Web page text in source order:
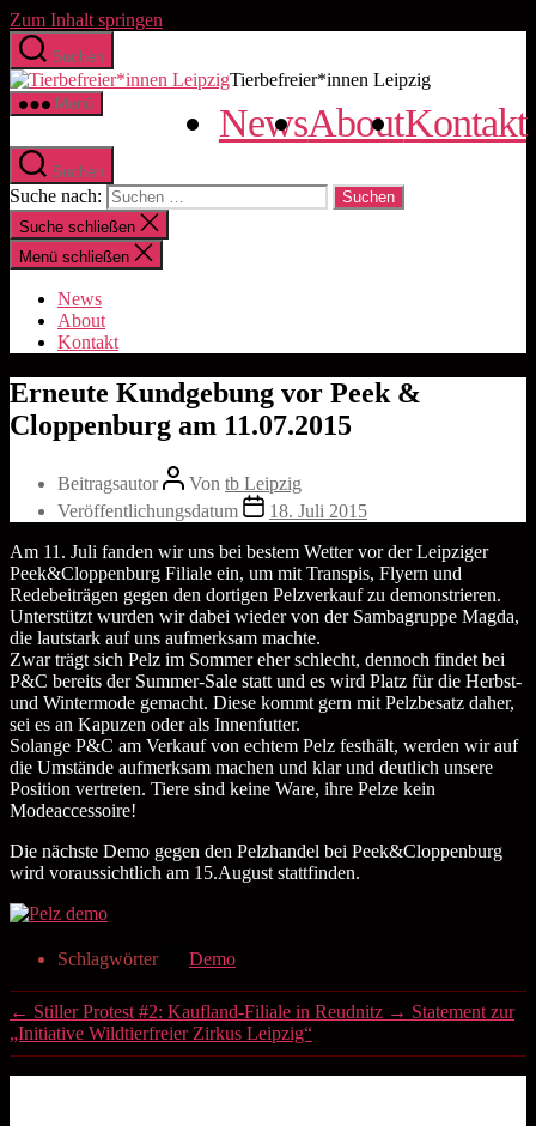
Zum Inhalt springen
Suchen
Tierbefreier*innen Leipzig
Menü NewsAboutKontakt
Suchen
Suche nach:
Suche schließen
Menü schließen
News
About
Kontakt
Erneute Kundgebung vor Peek &
Cloppenburg am 11.07.2015
Beitragsautor Von tb Leipzig
Veröffentlichungsdatum
18. Juli 2015
Am 11. Juli fanden wir uns bei bestem Wetter vor der Leipziger
Peek&Cloppenburg Filiale ein, um mit Transpis, Flyern und
Redebeiträgen gegen den dortigen Pelzverkauf zu demonstrieren.
Unterstützt wurden wir dabei wieder von der Sambagruppe Magda,
die lautstark auf uns aufmerksam machte.
Zwar trägt sich Pelz im Sommer eher schlecht, dennoch findet bei
P&C bereits der Summer-Sale statt und es wird Platz für die Herbst-
und Wintermode gemacht. Diese kommt gern mit Pelzbesatz daher,
sei es an Kapuzen oder als Innenfutter.
Solange P&C am Verkauf von echtem Pelz festhält, werden wir auf
die Umstände aufmerksam machen und klar und deutlich unsere
Position vertreten. Tiere sind keine Ware, ihre Pelze kein
Modeaccessoire!
Die nächste Demo gegen den Pelzhandel bei Peek&Cloppenburg
wird voraussichtlich am 15.August stattfinden.
Schlagwörter Demo
← Stiller Protest #2: Kaufland-Filiale in Reudnitz → Statement zur
„Initiative Wildtierfreier Zirkus Leipzig“